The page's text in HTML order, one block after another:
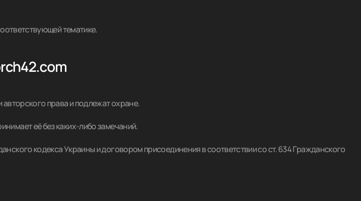
тематике.
права и подлежат охране.
её без каких-либо замечаний.
кодекса Украины и договором присоединения в соответствии со ст. 634 Гражданского